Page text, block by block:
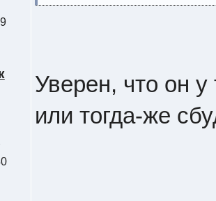
Уверен, что он у
или тогда-же